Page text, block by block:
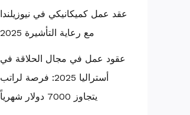
عقد عمل كميكانيكي في نيوزيلندا
مع رعاية التأشيرة 2025
عقود عمل في مجال الحلاقة في
أستراليا 2025: فرصة لراتب
يتجاوز 7000 دولار شهرياً